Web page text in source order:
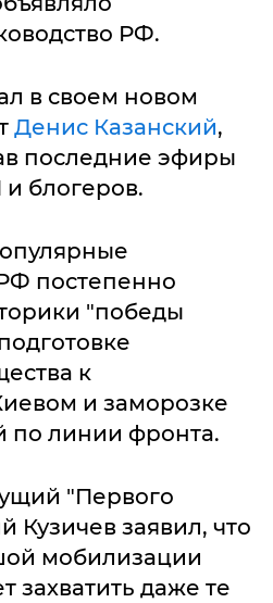
РФ.
в своем новом
Денис Казанский,
последние эфиры
блогеров.
постепенно
"победы
к
и заморозке
по линии фронта.
"Первого
Кузичев заявил, что
мобилизации
захватить даже те